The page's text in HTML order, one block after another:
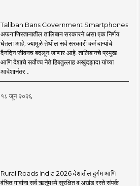
Taliban Bans Government Smartphones
अफगाणिस्तानातील तालिबान सरकारने असा एक निर्णय
घेतला आहे, ज्यामुळे तेथील सर्व सरकारी कर्मचाऱ्यांचे
दैनंदिन जीवनच बदलून जाणार आहे. तालिबानचे प्रमुख
आणि देशाचे सर्वोच्च नेते हिबतुल्लाह अखुंदझादा यांच्या
आदेशानंतर ..
१८ जून २०२६
Rural Roads India 2026 देशातील दुर्गम आणि
वंचित गावांना सर्व ऋतूंमध्ये सुरक्षित व अखंड रस्ते संपर्क